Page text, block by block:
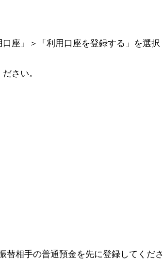
座」＞「利用口座を登録する」を選択
さい。
替相手の普通預金を先に登録してくださ